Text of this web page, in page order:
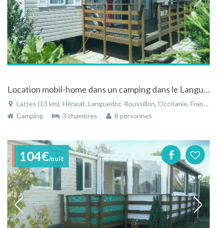
Location mobil-home dans un camping dans le Languedoc-Roussillon
Lattes (13 km), Hérault, Languedoc-Roussillon, Occitanie, France
Camping
3 chambres 8 personnes
104€/nuit